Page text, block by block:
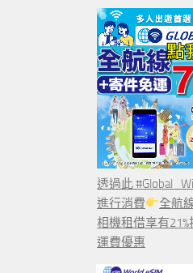
透過此
進行消費
全航
相機租借享有
運費優惠